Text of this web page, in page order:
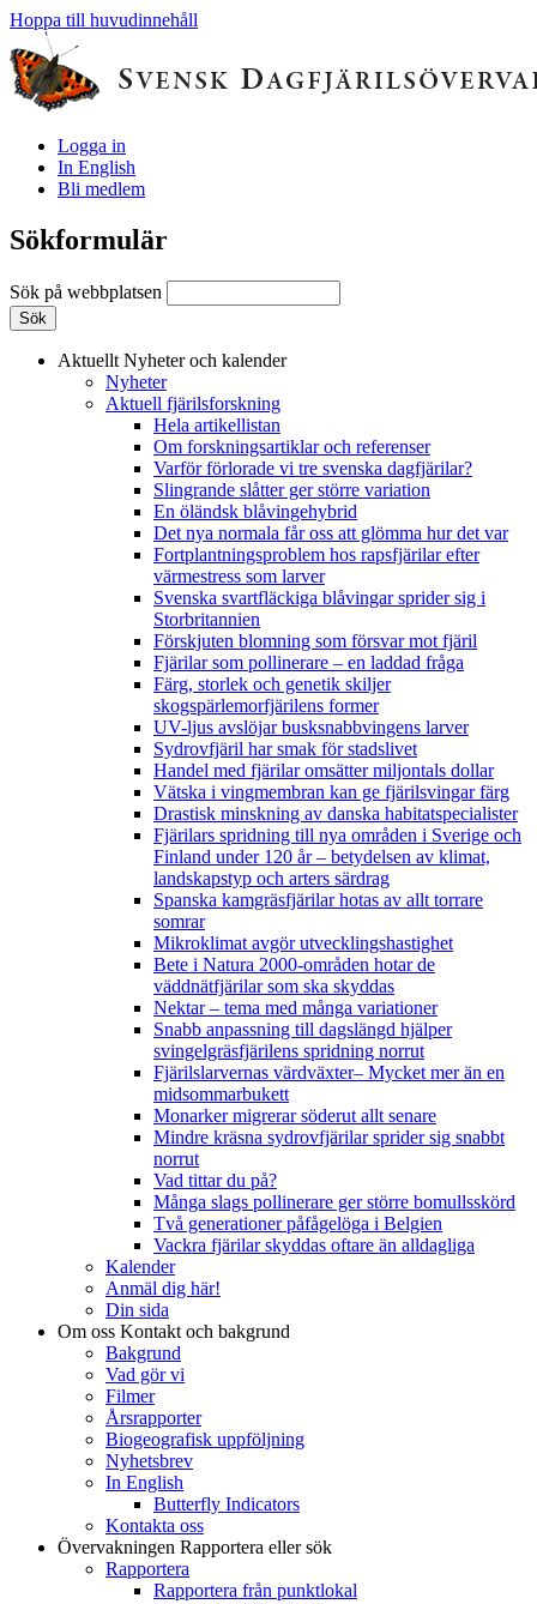
Hoppa till huvudinnehåll
Logga in
In English
Bli medlem
Sökformulär
Sök på webbplatsen
Aktuellt Nyheter och kalender
Nyheter
Aktuell fjärilsforskning
Hela artikellistan
Om forskningsartiklar och referenser
Varför förlorade vi tre svenska dagfjärilar?
Slingrande slåtter ger större variation
En öländsk blåvingehybrid
Det nya normala får oss att glömma hur det var
Fortplantningsproblem hos rapsfjärilar efter
värmestress som larver
Svenska svartfläckiga blåvingar sprider sig i
Storbritannien
Förskjuten blomning som försvar mot fjäril
Fjärilar som pollinerare – en laddad fråga
Färg, storlek och genetik skiljer
skogspärlemorfjärilens former
UV-ljus avslöjar busksnabbvingens larver
Sydrovfjäril har smak för stadslivet
Handel med fjärilar omsätter miljontals dollar
Vätska i vingmembran kan ge fjärilsvingar färg
Drastisk minskning av danska habitatspecialister
Fjärilars spridning till nya områden i Sverige och
Finland under 120 år– betydelsen av klimat,
landskapstyp och arters särdrag
Spanska kamgräsfjärilar hotas av allt torrare
somrar
Mikroklimat avgör utvecklingshastighet
Bete i Natura 2000-områden hotar de
väddnätfjärilar som ska skyddas
Nektar – tema med många variationer
Snabb anpassning till dagslängd hjälper
svingelgräsfjärilens spridning norrut
Fjärilslarvernas värdväxter– Mycket mer än en
midsommarbukett
Monarker migrerar söderut allt senare
Mindre kräsna sydrovfjärilar sprider sig snabbt
norrut
Vad tittar du på?
Många slags pollinerare ger större bomullsskörd
Två generationer påfågelöga i Belgien
Vackra fjärilar skyddas oftare än alldagliga
Kalender
Anmäl dig här!
Din sida
Om oss Kontakt och bakgrund
Bakgrund
Vad gör vi
Filmer
Årsrapporter
Biogeografisk uppföljning
Nyhetsbrev
In English
Butterfly Indicators
Kontakta oss
Övervakningen Rapportera eller sök
Rapportera
Rapportera från punktlokal